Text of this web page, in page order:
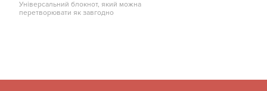
Універсальний блокнот, який можна
перетворювати як завгодно